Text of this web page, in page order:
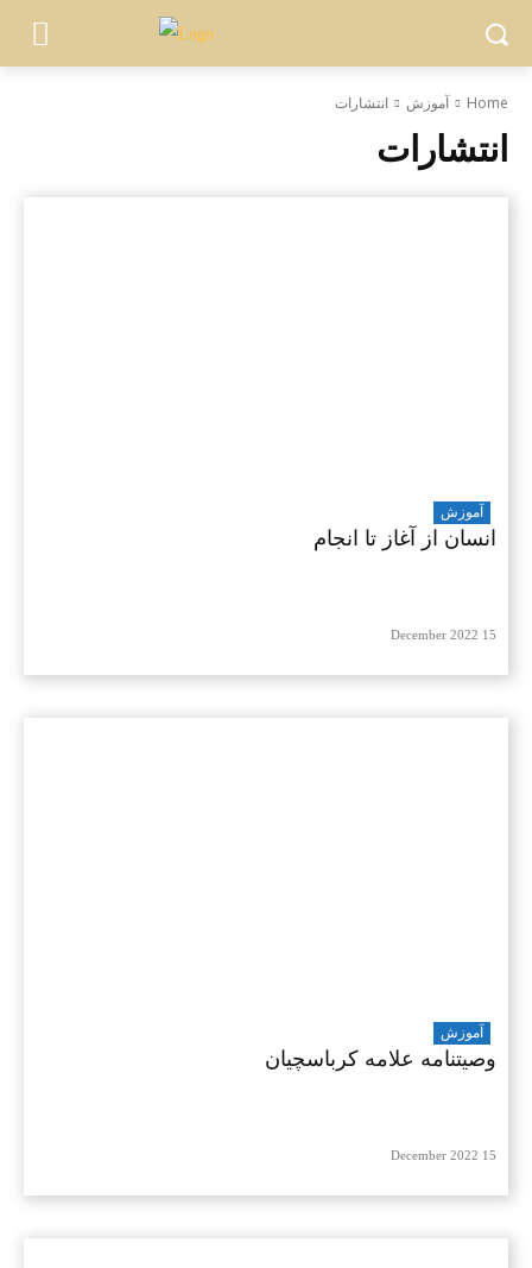
Home آموزش انتشارات
انتشارات
آموزش
انسان از آغاز تا انجام
15 December 2022
آموزش
وصیتنامه علامه کرباسچیان
15 December 2022